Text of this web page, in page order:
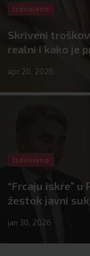
Izdvojeno
Skriveni
realni i kako je
apr 20, 2026
Izdvojeno
“Frcaju iskre”
žestok javni
jan 30, 2026